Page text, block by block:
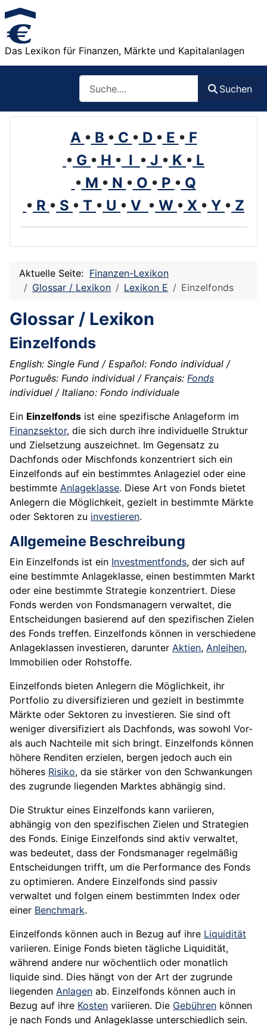
Das Lexikon für Finanzen, Märkte und Kapitalanlagen
Suchen
A • B • C • D • E • F
• G • H • I • J • K • L
• M • N • O • P • Q
• R • S • T • U • V • W • X • Y • Z
Aktuelle Seite: Finanzen-Lexikon
Glossar / Lexikon
Lexikon E Einzelfonds
Glossar / Lexikon
Einzelfonds
English: Single Fund / Español: Fondo individual /
Português: Fundo individual / Français: Fonds
individuel / Italiano: Fondo individuale
Ein Einzelfonds ist eine spezifische Anlageform im
Finanzsektor, die sich durch ihre individuelle Struktur
und Zielsetzung auszeichnet. Im Gegensatz zu
Dachfonds oder Mischfonds konzentriert sich ein
Einzelfonds auf ein bestimmtes Anlageziel oder eine
bestimmte Anlageklasse. Diese Art von Fonds bietet
Anlegern die Möglichkeit, gezielt in bestimmte Märkte
oder Sektoren zu investieren.
Allgemeine Beschreibung
Ein Einzelfonds ist ein Investmentfonds, der sich auf
eine bestimmte Anlageklasse, einen bestimmten Markt
oder eine bestimmte Strategie konzentriert. Diese
Fonds werden von Fondsmanagern verwaltet, die
Entscheidungen basierend auf den spezifischen Zielen
des Fonds treffen. Einzelfonds können in verschiedene
Anlageklassen investieren, darunter Aktien, Anleihen,
Immobilien oder Rohstoffe.
Einzelfonds bieten Anlegern die Möglichkeit, ihr
Portfolio zu diversifizieren und gezielt in bestimmte
Märkte oder Sektoren zu investieren. Sie sind oft
weniger diversifiziert als Dachfonds, was sowohl Vor-
als auch Nachteile mit sich bringt. Einzelfonds können
höhere Renditen erzielen, bergen jedoch auch ein
höheres Risiko, da sie stärker von den Schwankungen
des zugrunde liegenden Marktes abhängig sind.
Die Struktur eines Einzelfonds kann variieren,
abhängig von den spezifischen Zielen und Strategien
des Fonds. Einige Einzelfonds sind aktiv verwaltet,
was bedeutet, dass der Fondsmanager regelmäßig
Entscheidungen trifft, um die Performance des Fonds
zu optimieren. Andere Einzelfonds sind passiv
verwaltet und folgen einem bestimmten Index oder
einer Benchmark.
Einzelfonds können auch in Bezug auf ihre Liquidität
variieren. Einige Fonds bieten tägliche Liquidität,
während andere nur wöchentlich oder monatlich
liquide sind. Dies hängt von der Art der zugrunde
liegenden Anlagen ab. Einzelfonds können auch in
Bezug auf ihre Kosten variieren. Die Gebühren können
je nach Fonds und Anlageklasse unterschiedlich sein.